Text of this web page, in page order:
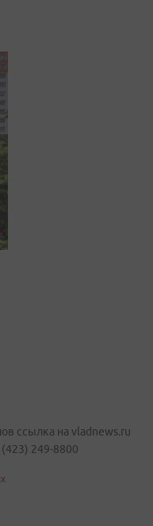
ссылка на vladnews.ru
249-8800